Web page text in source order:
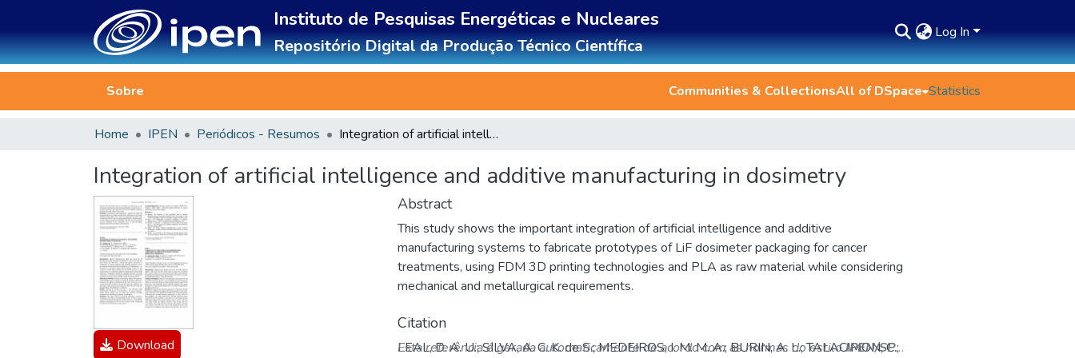
Instituto de Pesquisas Energéticas e Nucleares
Repositório Digital da Produção Técnico Científica
Log In
Sobre Communities & CollectionsAll of DSpace Statistics
Home IPEN Periódicos - Resumos Integration of artificial intelligence and additive manufacturing in dosimetry
Integration of artificial intelligence and additive manufacturing in dosimetry
Download
Abstract
This study shows the important integration of artificial intelligence and additive
manufacturing systems to fabricate prototypes of LiF dosimeter packaging for cancer
treatments, using FDM 3D printing technologies and PLA as raw material while considering
mechanical and metallurgical requirements.
Citation
LEAL, D. A. U.; SILVA, A. C. K. de S.; MEDEIROS, I. M. M. A.; BURIN, A. L.; TALACIMON, C.;
Esta referência é gerada automaticamente de acordo com as normas do estiloIPEN/SP